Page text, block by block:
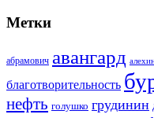
Метки
абрамович авангард
благотворительность
нефть голушко грудинин